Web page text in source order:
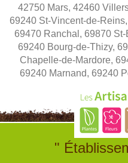
42750 Mars, 42460
69240 St-Vincent-de-
69470 Ranchal, 69870
69240 Bourg-de-Thizy,
Chapelle-de-Mardore,
69240 Marnand, 69240
"